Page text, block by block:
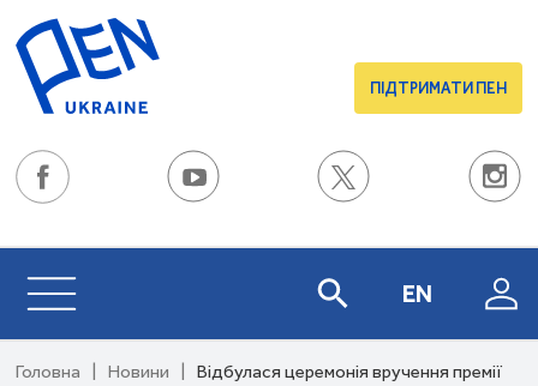
ПІДТРИМАТИ ПЕН
EN
Головна Новини
Відбулася церемонія вручення премії